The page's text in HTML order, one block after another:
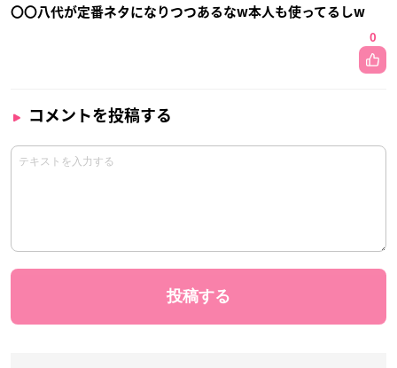
〇〇八代が定番ネタになりつつあるなw本人も使ってるしw
0
コメントを投稿する